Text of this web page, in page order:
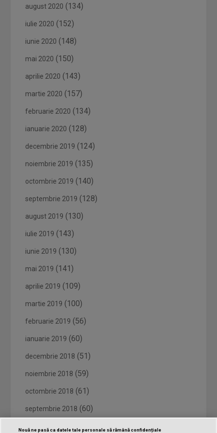
august 2020 (134)
iulie 2020 (152)
iunie 2020 (148)
mai 2020 (150)
aprilie 2020 (143)
martie 2020 (157)
februarie 2020 (134)
ianuarie 2020 (128)
decembrie 2019 (124)
noiembrie 2019 (135)
octombrie 2019 (140)
septembrie 2019 (128)
august 2019 (130)
iulie 2019 (143)
iunie 2019 (130)
mai 2019 (141)
aprilie 2019 (109)
martie 2019 (100)
februarie 2019 (56)
ianuarie 2019 (60)
decembrie 2018 (51)
noiembrie 2018 (59)
octombrie 2018 (61)
septembrie 2018 (60)
august 2018 (62)
Nouă ne pasă ca datele tale personale să rămână confidențiale